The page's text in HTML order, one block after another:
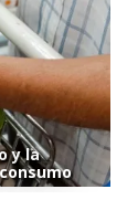
y la